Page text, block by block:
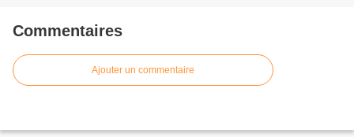
Commentaires
Ajouter un commentaire